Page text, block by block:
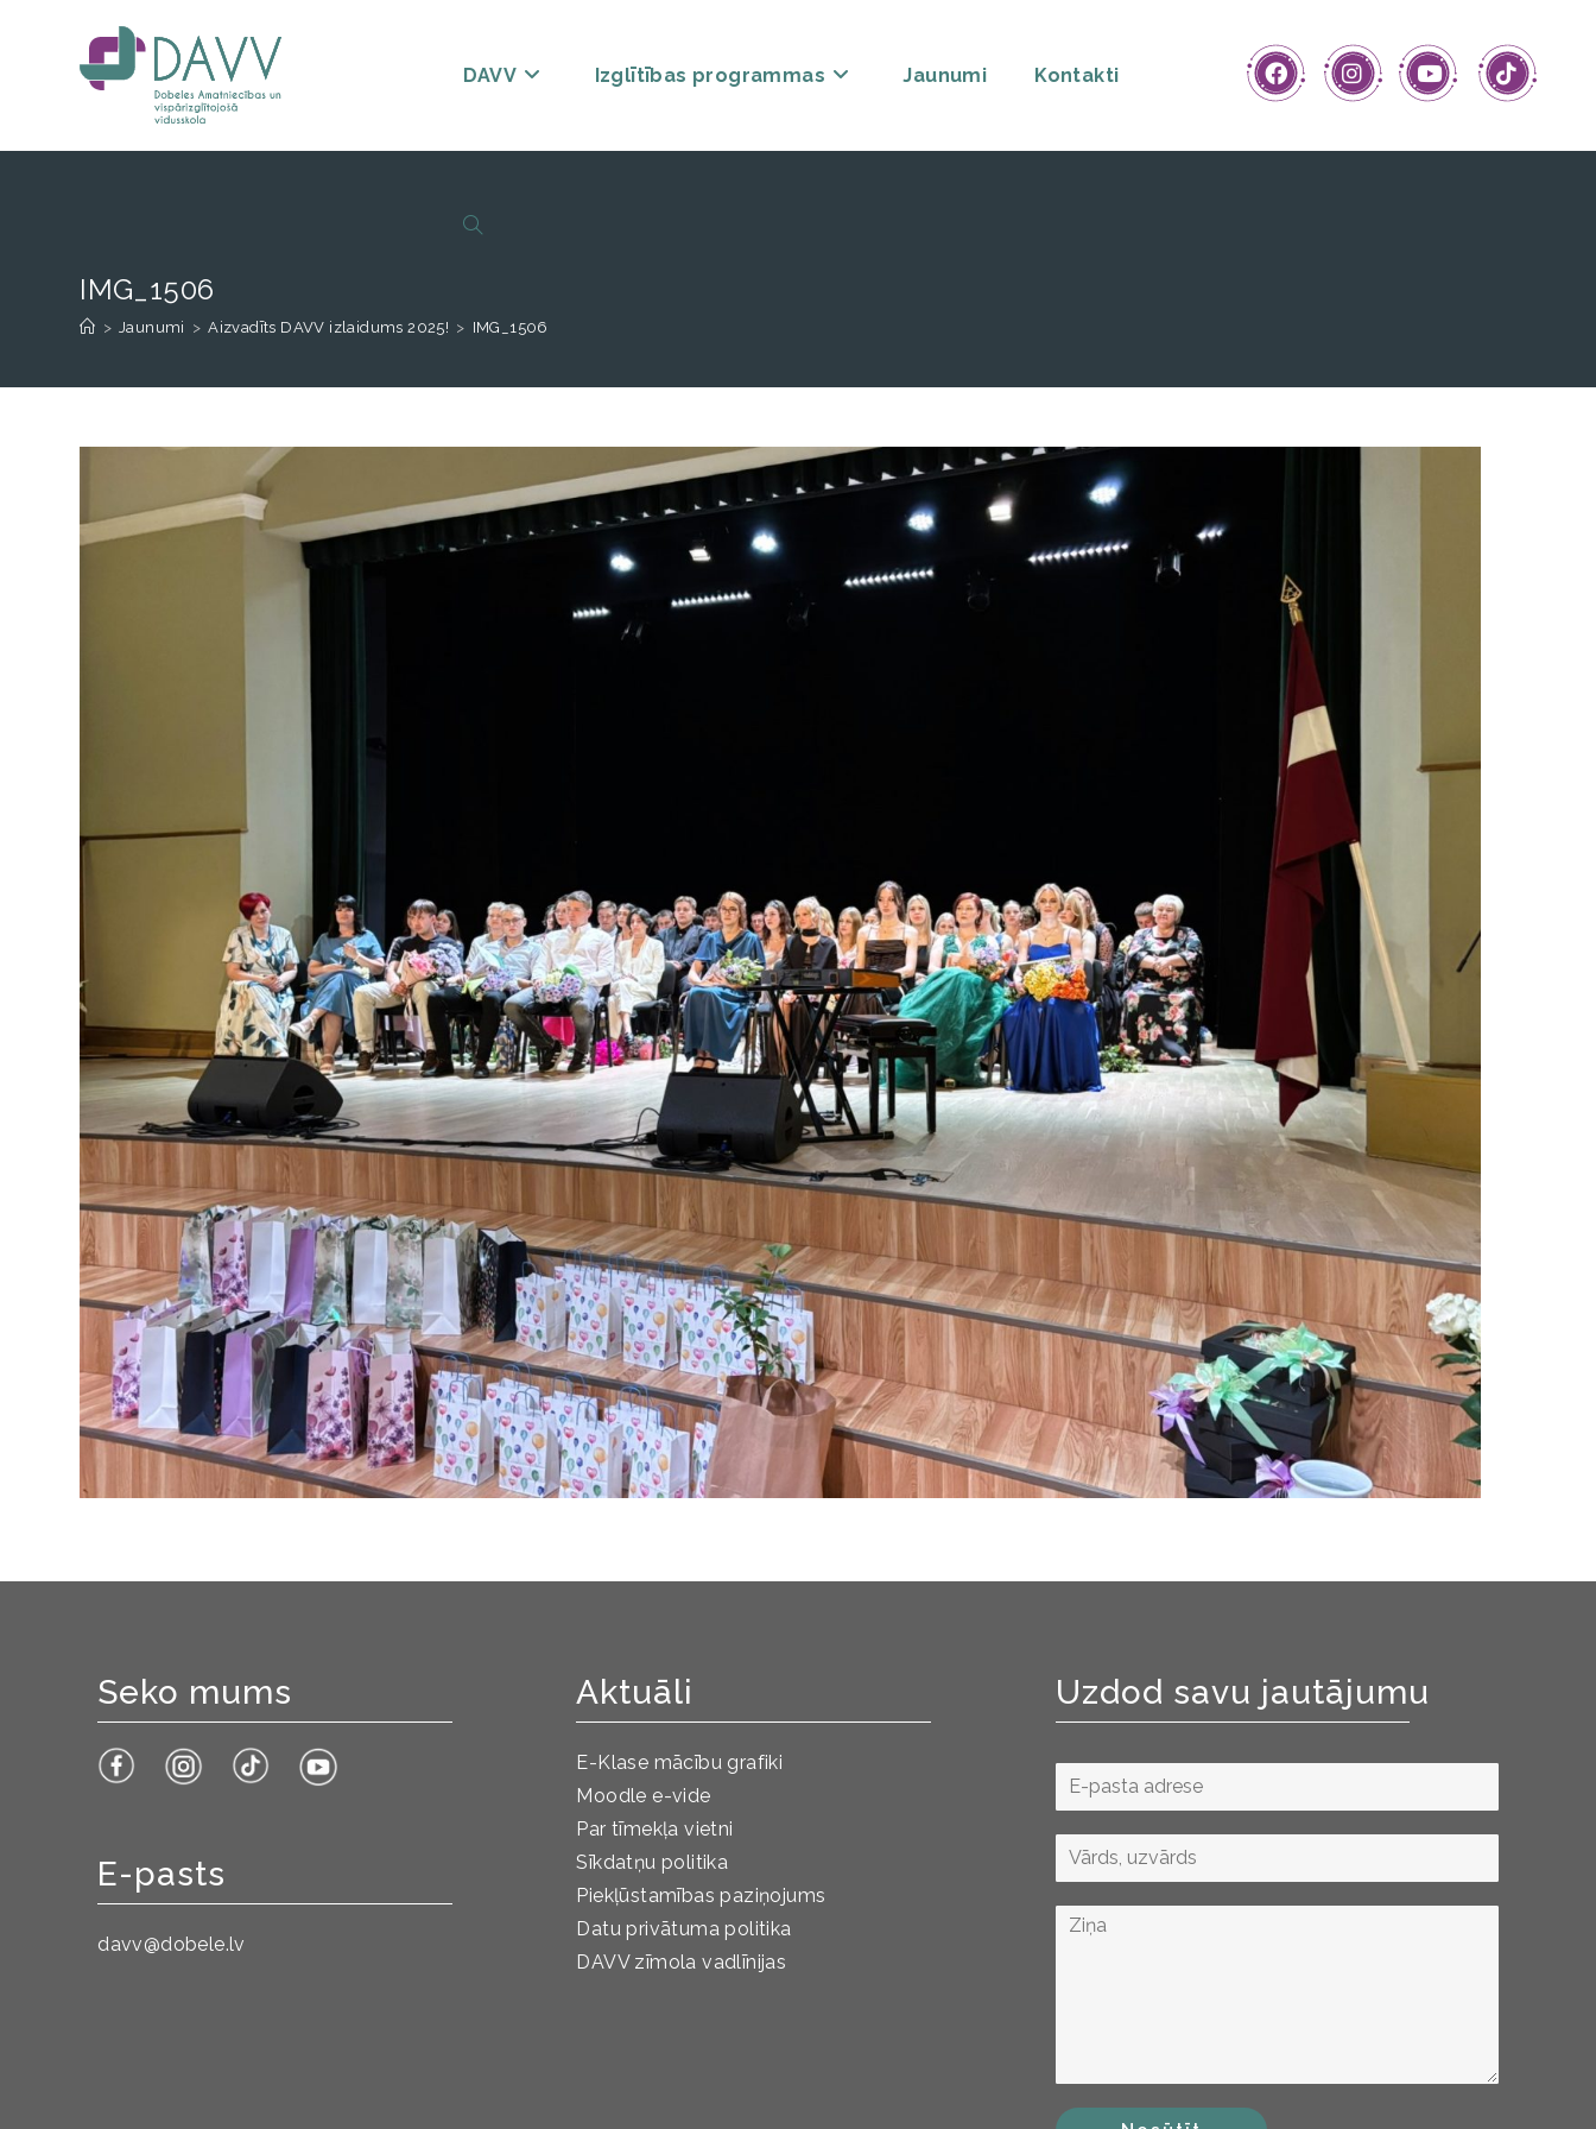
DAVV Izglītības programmas Jaunumi Kontakti
IMG_1506
> Jaunumi > Aizvadīts DAVV izlaidums 2025! > IMG_1506
Seko mums
E-pasts
davv@dobele.lv
Aktuāli
E-Klase mācību grafiki
Moodle e-vide
Par tīmekļa vietni
Sīkdatņu politika
Piekļūstamības paziņojums
Datu privātuma politika
DAVV zīmola vadlīnijas
Uzdod savu jautājumu